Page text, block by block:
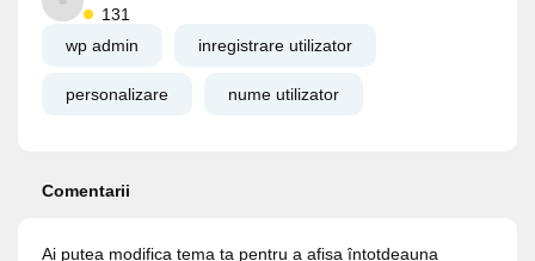
131
wp admin
inregistrare utilizator
personalizare nume utilizator
Comentarii
Ai putea modifica tema ta pentru a afișa întotdeauna